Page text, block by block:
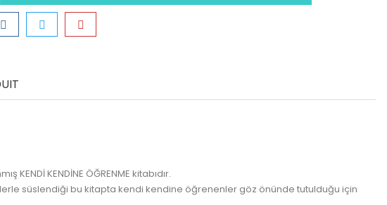
KENDİNE ÖĞRENME kitabıdır.
süslendiği bu kitapta kendi kendine öğrenenler göz önünde tutulduğu için